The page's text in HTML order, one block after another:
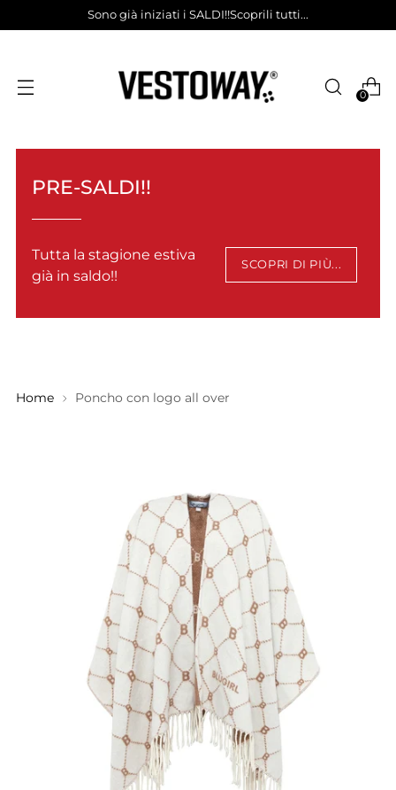
Sono già iniziati i SALDI!!Scoprili tutti...
0
PRE-SALDI!!
Tutta la stagione estiva
già in saldo!!
SCOPRI DI PIÙ...
Home Poncho con logo all over